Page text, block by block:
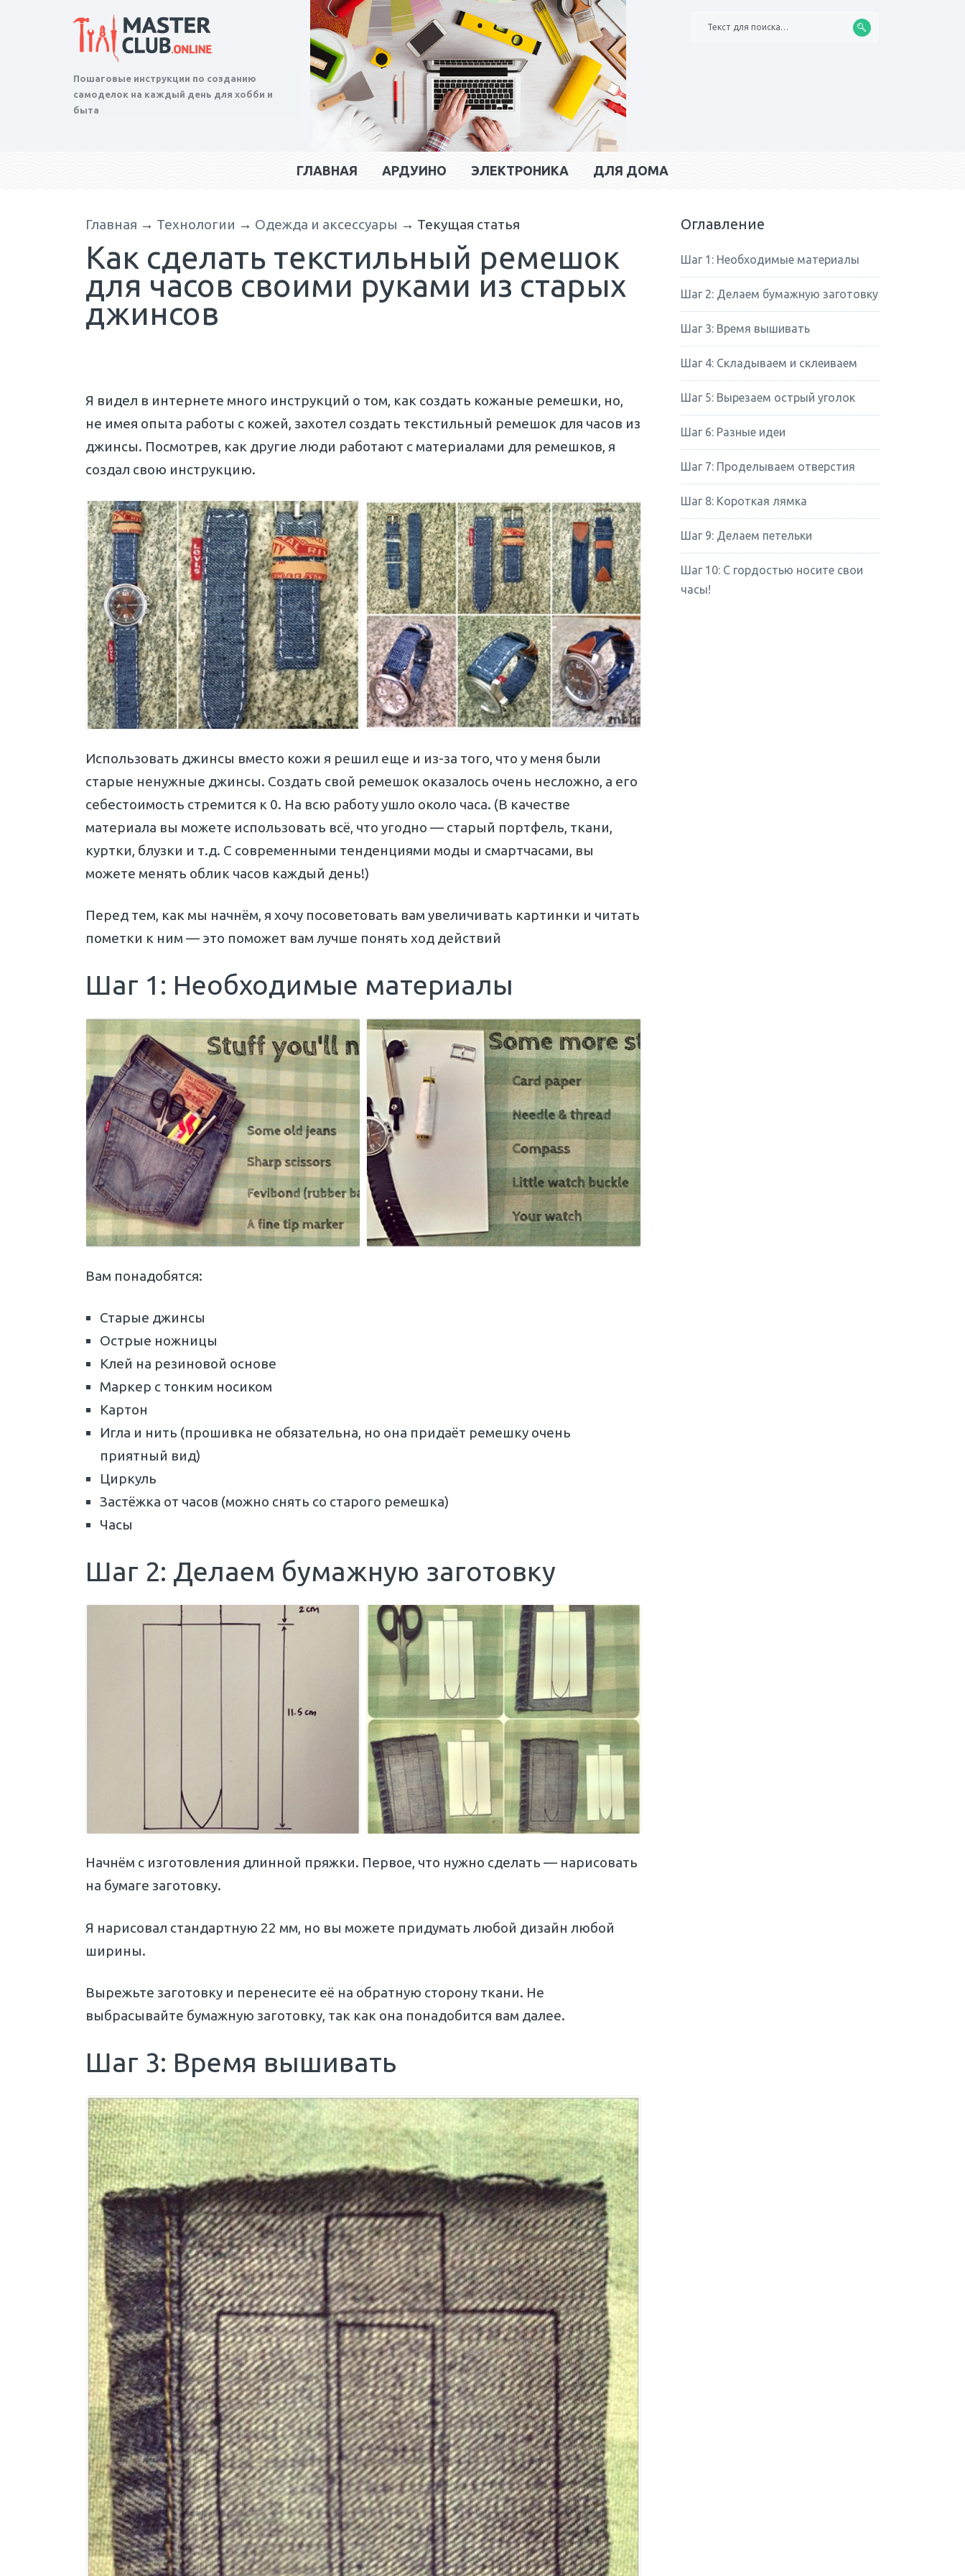
Пошаговые инструкции по созданию
самоделок на каждый день для хобби и
быта
Текст для поиска…
ГЛАВНАЯ АРДУИНО ЭЛЕКТРОНИКА ДЛЯ ДОМА
Главная → Технологии → Одежда и аксессуары → Текущая статья
Как сделать текстильный ремешок
для часов своими руками из старых
джинсов
Я видел в интернете много инструкций о том, как создать кожаные ремешки, но,
не имея опыта работы с кожей, захотел создать текстильный ремешок для часов из
джинсы. Посмотрев, как другие люди работают с материалами для ремешков, я
создал свою инструкцию.
Использовать джинсы вместо кожи я решил еще и из-за того, что у меня были
старые ненужные джинсы. Создать свой ремешок оказалось очень несложно, а его
себестоимость стремится к 0. На всю работу ушло около часа. (В качестве
материала вы можете использовать всё, что угодно — старый портфель, ткани,
куртки, блузки и т.д. С современными тенденциями моды и смартчасами, вы
можете менять облик часов каждый день!)
Перед тем, как мы начнём, я хочу посоветовать вам увеличивать картинки и читать
пометки к ним — это поможет вам лучше понять ход действий
Шаг 1: Необходимые материалы
Вам понадобятся:
Старые джинсы
Острые ножницы
Клей на резиновой основе
Маркер с тонким носиком
Картон
Игла и нить (прошивка не обязательна, но она придаёт ремешку очень
приятный вид)
Циркуль
Застёжка от часов (можно снять со старого ремешка)
Часы
Шаг 2: Делаем бумажную заготовку
Начнём с изготовления длинной пряжки. Первое, что нужно сделать — нарисовать
на бумаге заготовку.
Я нарисовал стандартную 22 мм, но вы можете придумать любой дизайн любой
ширины.
Вырежьте заготовку и перенесите её на обратную сторону ткани. Не
выбрасывайте бумажную заготовку, так как она понадобится вам далее.
Шаг 3: Время вышивать
Оглавление
Шаг 1: Необходимые материалы
Шаг 2: Делаем бумажную заготовку
Шаг 3: Время вышивать
Шаг 4: Складываем и склеиваем
Шаг 5: Вырезаем острый уголок
Шаг 6: Разные идеи
Шаг 7: Проделываем отверстия
Шаг 8: Короткая лямка
Шаг 9: Делаем петельки
Шаг 10: С гордостью носите свои
часы!